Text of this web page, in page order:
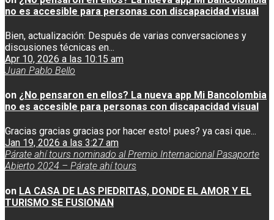
no es accesible para personas con discapacidad visual
Bien, actualización: Después de varias conversaciones y
discusiones técnicas en...
Apr 10, 2026 a las 10:15 am
Juan Pablo Bello
on ¿No pensaron en ellos? La nueva app Mi Bancolombia
no es accesible para personas con discapacidad visual
Gracias gracias gracias por hacer esto! pues? ya casi que...
Jan 19, 2026 a las 3:27 am
Párate ahí tours nominado al Premio Internacional Pasaporte
Abierto 2024 – Párate ahí tours
on LA CASA DE LAS PIEDRITAS, DONDE EL AMOR Y EL
TURISMO SE FUSIONAN